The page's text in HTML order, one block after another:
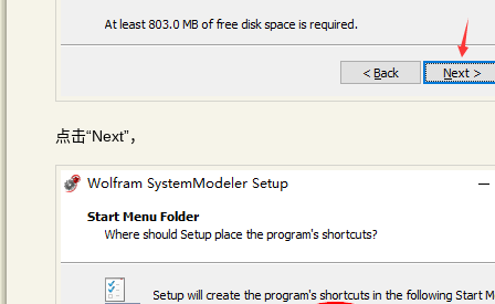
点击“Next”，